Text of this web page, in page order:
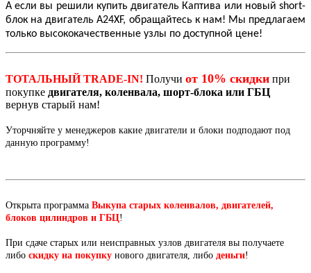
А если вы решили купить двигатель Каптива или новый short-
блок на двигатель A24XF, обращайтесь к нам! Мы предлагаем
только высококачественные узлы по доступной цене!
ТОТАЛЬНЫЙ TRADE-IN! Получи от 10% скидки при
покупке двигателя, коленвала, шорт-блока или ГБЦ
вернув старый нам!
Уторчняйте у менеджеров какие двигатели и блоки подподают под
данную программу!
Открыта программа Выкупа старых коленвалов, двигателей,
блоков цилиндров и ГБЦ!
При сдаче старых или неисправных узлов двигателя вы получаете
либо скидку на покупку нового двигателя, либо деньги!